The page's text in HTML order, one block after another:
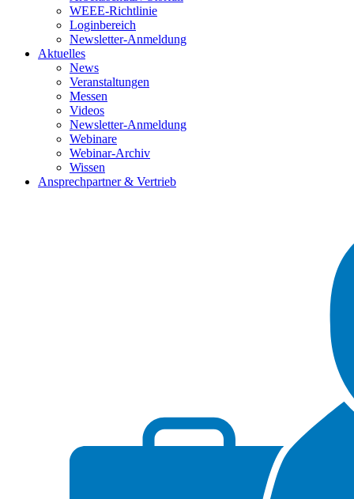
WEEE-Richtlinie
Loginbereich
Newsletter-Anmeldung
Aktuelles
News
Veranstaltungen
Messen
Videos
Newsletter-Anmeldung
Webinare
Webinar-Archiv
Wissen
Ansprechpartner & Vertrieb